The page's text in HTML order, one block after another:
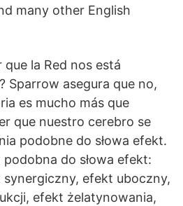
many other English
la Red nos está
Sparrow asegura que no,
es mucho más que
que nuestro cerebro se
podobne do słowa efekt.
podobna do słowa efekt:
efekt uboczny,
efekt żelatynowania,